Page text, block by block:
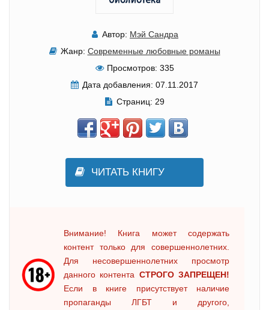
Автор: Мэй Сандра
Жанр: Современные любовные романы
Просмотров: 335
Дата добавления: 07.11.2017
Страниц: 29
ЧИТАТЬ КНИГУ
Внимание! Книга может содержать
контент только для совершеннолетних.
Для несовершеннолетних просмотр
данного контента СТРОГО ЗАПРЕЩЕН!
Если в книге присутствует наличие
пропаганды ЛГБТ и другого,